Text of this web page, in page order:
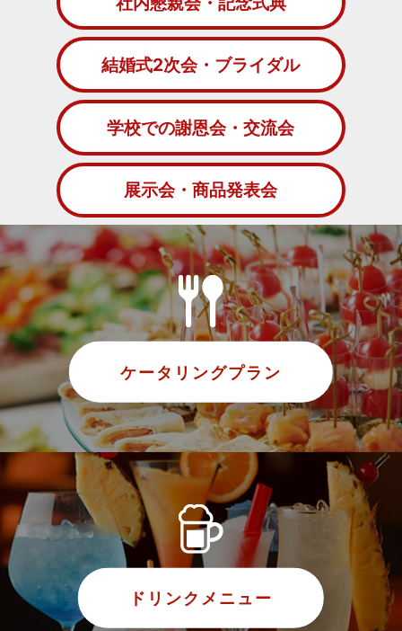
結婚式2次会・ブライダル
学校での謝恩会・交流会
展示会・商品発表会
ケータリングプラン
ドリンクメニュー